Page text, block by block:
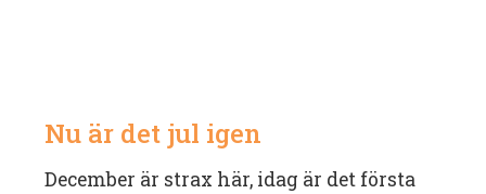
Nu är det jul igen
December är strax här, idag är det första